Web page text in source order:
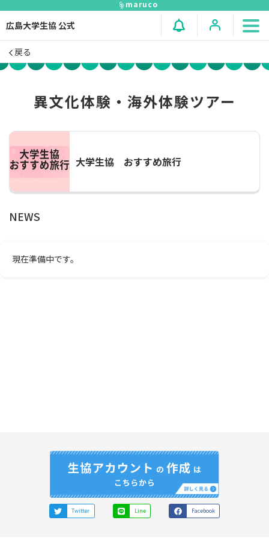
maruco
広島大学生協 公式
戻る
異文化体験・海外体験ツアー
大学生協 おすすめ旅行
NEWS
現在準備中です。
Twitter Line Facebook